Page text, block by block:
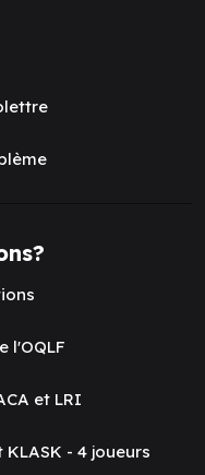
l'OQLF
et LRI
- 4 joueurs